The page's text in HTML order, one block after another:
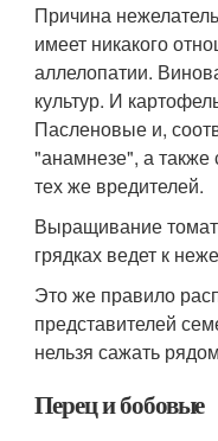
Причина
имеет никакого
аллелопатии.
культур. И
Пасленовые и,
"анамнезе", а также
тех же вредителей.
Выращивание
грядках ведет к
Это же правило
представителей
нельзя сажать
Перец и бобовые